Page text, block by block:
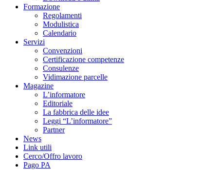
Formazione
Regolamenti
Modulistica
Calendario
Servizi
Convenzioni
Certificazione competenze
Consulenze
Vidimazione parcelle
Magazine
L’informatore
Editoriale
La fabbrica delle idee
Leggi “L’informatore”
Partner
News
Link utili
Cerco/Offro lavoro
Pago PA